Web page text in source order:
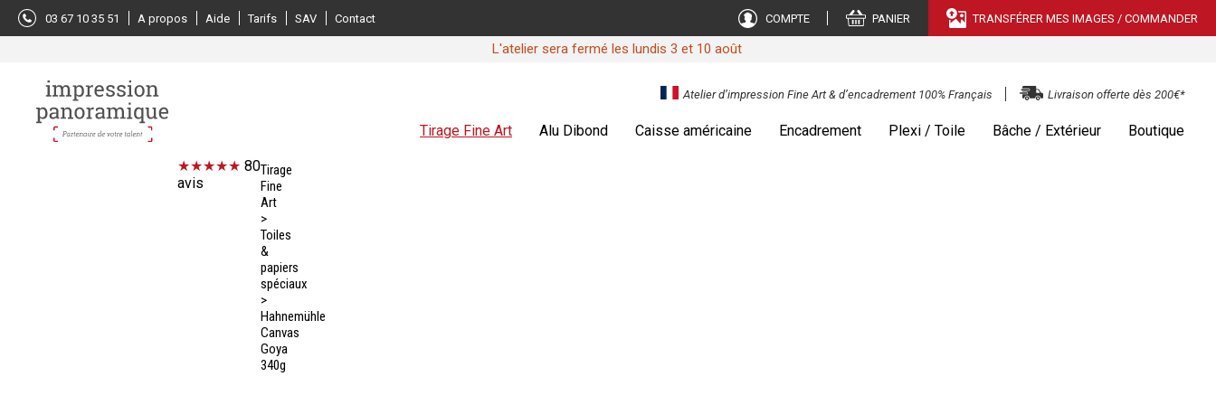
03 67 10 35 51 A propos Aide Tarifs SAV Contact COMPTE PANIER TRANSFÉRER MES IMAGES / COMMANDER
L'atelier sera fermé les lundis 3 et 10 août
Atelier d’impression Fine Art & d’encadrement 100% Français Livraison offerte dès 200€*
Tirage Fine Art Alu Dibond Caisse américaine Encadrement Plexi / Toile Bâche / Extérieur Boutique
80
avis
Tirage
Fine
Art
>
Toiles
&
papiers
spéciaux
>
Hahnemühle
Canvas
Goya
340g
Panneau de gestion des cookies